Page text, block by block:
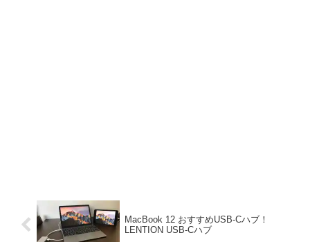
MacBook 12 おすすめUSB-Cハブ！
LENTION USB-Cハブ